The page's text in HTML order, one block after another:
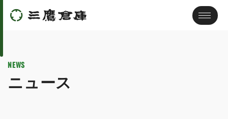
NEWS
ニュース